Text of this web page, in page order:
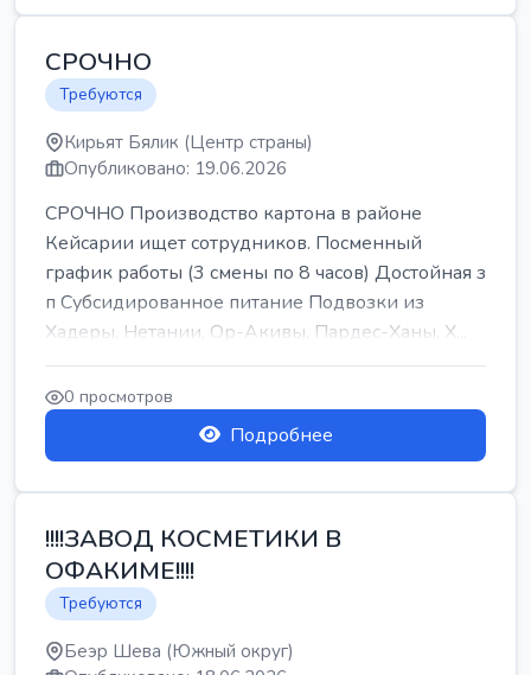
СРОЧНО
Требуются
Кирьят Бялик (Центр страны)
Опубликовано: 19.06.2026
СРОЧНО Производство картона в районе
Кейсарии ищет сотрудников. Посменный
график работы (3 смены по 8 часов) Достойная з
п Субсидированное питание Подвозки из
Хадеры, Нетании, Ор-Акивы, Пардес-Ханы, Х...
0 просмотров
Подробнее
!!!!ЗАВОД КОСМЕТИКИ В
ОФАКИМЕ!!!!
Требуются
Беэр Шева (Южный округ)